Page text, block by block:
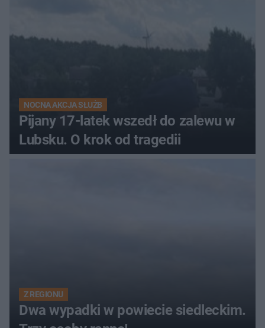
NOCNA AKCJA SŁUŻB
Pijany 17-latek wszedł do zalewu w
Lubsku. O krok od tragedii
Z REGIONU
Dwa wypadki w powiecie siedleckim.